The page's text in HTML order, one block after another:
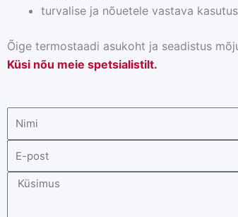
turvalise ja nõuetele vastava
Õige termostaadi asukoht ja seadistus
Küsi nõu meie spetsialistilt.
Nimi
post
Sõnum